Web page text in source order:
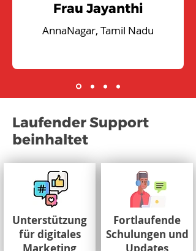
Frau Jayanthi
AnnaNagar, Tamil Nadu
Laufender Support
beinhaltet
Unterstützung
für digitales
Fortlaufende
Schulungen und